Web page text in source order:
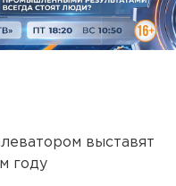
выставят
году